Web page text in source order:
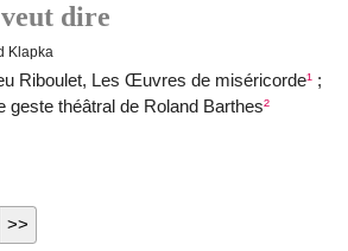
dire
Klapka
Riboulet, Les Œuvres de miséricorde¹ ;
geste théâtral de Roland Barthes²